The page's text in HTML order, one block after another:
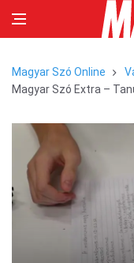
Magyar Szó Online
Magyar Szó Extra –